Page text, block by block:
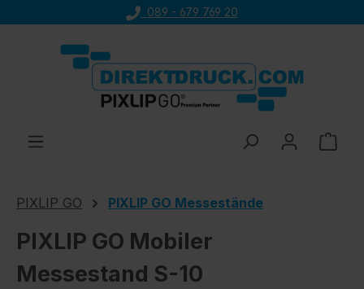
Zum Hauptinhalt springen089 - 679 769 20
PIXLIP GO PIXLIP GO Messestände
PIXLIP GO Mobiler
Messestand S-10